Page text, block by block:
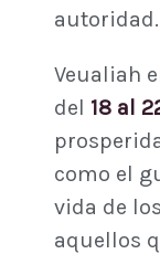
autoridad.
Veualiah
del 18 al
como el
vida de
aquellos